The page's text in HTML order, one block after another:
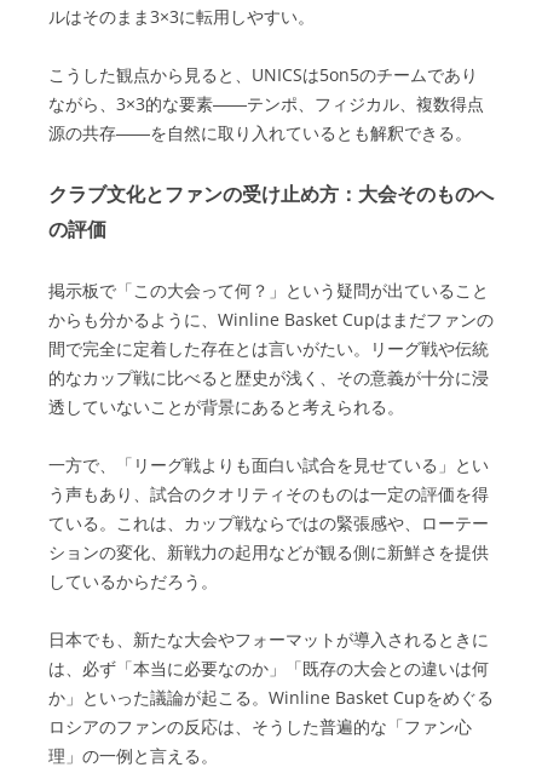
ルはそのまま3×3に転用しやすい。
こうした観点から見ると、UNICSは5on5のチームであり
ながら、3×3的な要素――テンポ、フィジカル、複数得点
源の共存――を自然に取り入れているとも解釈できる。
クラブ文化とファンの受け止め方：大会そのものへ
の評価
掲示板で「この大会って何？」という疑問が出ていること
からも分かるように、Winline Basket Cupはまだファンの
間で完全に定着した存在とは言いがたい。リーグ戦や伝統
的なカップ戦に比べると歴史が浅く、その意義が十分に浸
透していないことが背景にあると考えられる。
一方で、「リーグ戦よりも面白い試合を見せている」とい
う声もあり、試合のクオリティそのものは一定の評価を得
ている。これは、カップ戦ならではの緊張感や、ローテー
ションの変化、新戦力の起用などが観る側に新鮮さを提供
しているからだろう。
日本でも、新たな大会やフォーマットが導入されるときに
は、必ず「本当に必要なのか」「既存の大会との違いは何
か」といった議論が起こる。Winline Basket Cupをめぐる
ロシアのファンの反応は、そうした普遍的な「ファン心
理」の一例と言える。